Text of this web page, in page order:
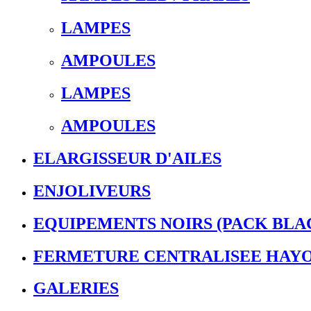
LAMPES
AMPOULES
LAMPES
AMPOULES
ELARGISSEUR D'AILES
ENJOLIVEURS
EQUIPEMENTS NOIRS (PACK
FERMETURE CENTRALISEE
GALERIES